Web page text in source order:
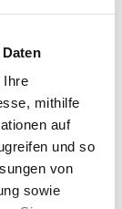
Ihre
mithilfe
auf
und so
von
sowie
zu
auf
gute
und